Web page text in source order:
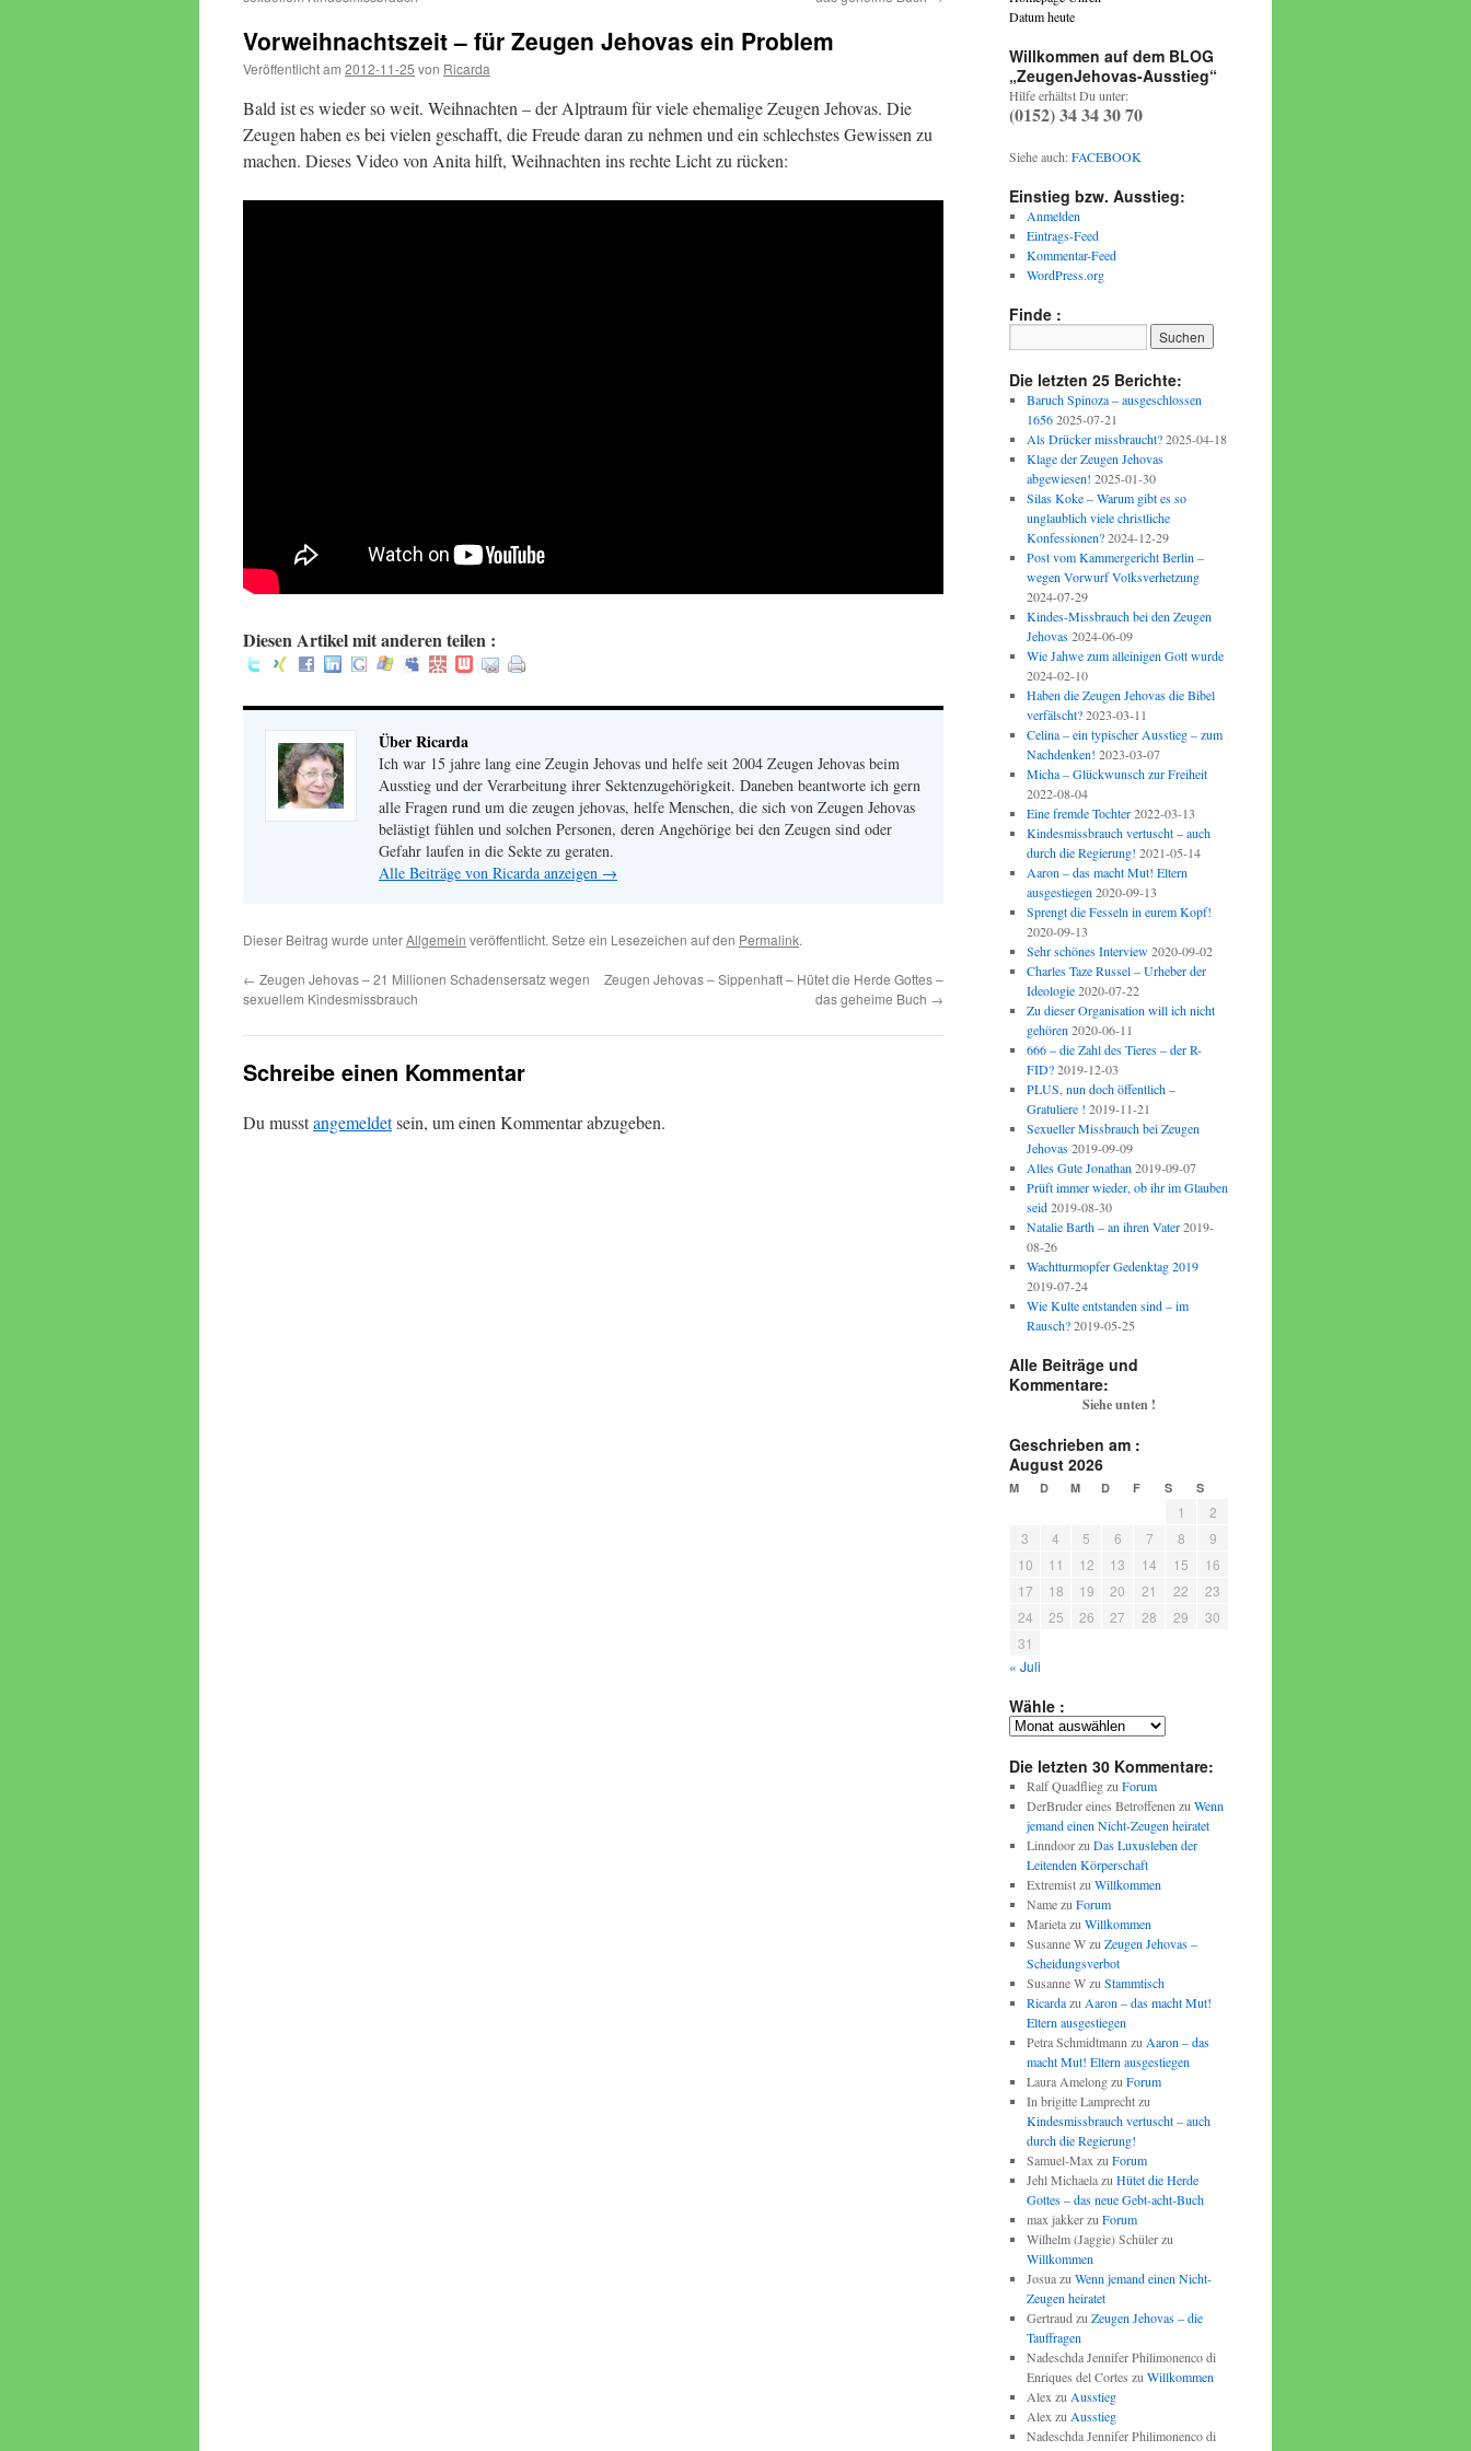
Vorweihnachtszeit – für Zeugen Jehovas ein Problem
Veröffentlicht am 2012-11-25 von Ricarda
Bald ist es wieder so weit. Weihnachten – der Alptraum für viele ehemalige Zeugen Jehovas. Die
Zeugen haben es bei vielen geschafft, die Freude daran zu nehmen und ein schlechstes Gewissen zu
machen. Dieses Video von Anita hilft, Weihnachten ins rechte Licht zu rücken:
Diesen Artikel mit anderen teilen :
Über Ricarda
Ich war 15 jahre lang eine Zeugin Jehovas und helfe seit 2004 Zeugen Jehovas beim
Ausstieg und der Verarbeitung ihrer Sektenzugehörigkeit. Daneben beantworte ich gern
alle Fragen rund um die zeugen jehovas, helfe Menschen, die sich von Zeugen Jehovas
belästigt fühlen und solchen Personen, deren Angehörige bei den Zeugen sind oder
Gefahr laufen in die Sekte zu geraten.
Alle Beiträge von Ricarda anzeigen →
Dieser Beitrag wurde unterAllgemein veröffentlicht. Setze ein Lesezeichen auf den Permalink.
← Zeugen Jehovas – 21 Millionen Schadensersatz wegen
sexuellem Kindesmissbrauch
Zeugen Jehovas – Sippenhaft – Hütet die Herde Gottes –
das geheime Buch →
Schreibe einen Kommentar
Du musstangemeldetsein, um einen Kommentar abzugeben.
Datum heute
Willkommen auf dem BLOG
„ZeugenJehovas-Ausstieg“
Hilfe erhältst Du unter:
(0152) 34 34 30 70
Siehe auch:FACEBOOK
Einstieg bzw. Ausstieg:
Anmelden
Eintrags-Feed
Kommentar-Feed
WordPress.org
Finde :
Die letzten 25 Berichte:
Baruch Spinoza – ausgeschlossen
1656 2025-07-21
Als Drücker missbraucht? 2025-04-18
Klage der Zeugen Jehovas
abgewiesen! 2025-01-30
Silas Koke – Warum gibt es so
unglaublich viele christliche
Konfessionen? 2024-12-29
Post vom Kammergericht Berlin –
wegen Vorwurf Volksverhetzung
2024-07-29
Kindes-Missbrauch bei den Zeugen
Jehovas 2024-06-09
Wie Jahwe zum alleinigen Gott wurde
2024-02-10
Haben die Zeugen Jehovas die Bibel
verfälscht? 2023-03-11
Celina – ein typischer Ausstieg – zum
Nachdenken! 2023-03-07
Micha – Glückwunsch zur Freiheit
2022-08-04
Eine fremde Tochter 2022-03-13
Kindesmissbrauch vertuscht – auch
durch die Regierung! 2021-05-14
Aaron – das macht Mut! Eltern
ausgestiegen 2020-09-13
Sprengt die Fesseln in eurem Kopf!
2020-09-13
Sehr schönes Interview 2020-09-02
Charles Taze Russel – Urheber der
Ideologie 2020-07-22
Zu dieser Organisation will ich nicht
gehören 2020-06-11
666 – die Zahl des Tieres – der R-
FID? 2019-12-03
PLUS, nun doch öffentlich –
Gratuliere ! 2019-11-21
Sexueller Missbrauch bei Zeugen
Jehovas 2019-09-09
Alles Gute Jonathan 2019-09-07
Prüft immer wieder, ob ihr im Glauben
seid 2019-08-30
Natalie Barth – an ihren Vater 2019-
08-26
Wachtturmopfer Gedenktag 2019
2019-07-24
Wie Kulte entstanden sind – im
Rausch? 2019-05-25
Alle Beiträge und
Kommentare:
Siehe unten !
Geschrieben am :
August 2026
M D M D F S S
1
2
3
4 5 6 7 8
9
10
11 12 13 14 15
16
17
18 19 20 21 22
23
24
25 26 27 28 29
30
31
« Juli
Wähle :
Wähle
Die letzten 30 Kommentare:
Ralf Quadfliegzu Forum
DerBruder eines Betroffenen zu Wenn
jemand einen Nicht-Zeugen heiratet
Linndoorzu Das Luxusleben der
Leitenden Körperschaft
Extremistzu Willkommen
Namezu Forum
Marietazu Willkommen
Susanne Wzu Zeugen Jehovas –
Scheidungsverbot
Susanne Wzu Stammtisch
Ricardazu Aaron – das macht Mut!
Eltern ausgestiegen
Petra Schmidtmann zu Aaron – das
macht Mut! Eltern ausgestiegen
Laura Amelongzu Forum
In brigitte Lamprechtzu
Kindesmissbrauch vertuscht – auch
durch die Regierung!
Samuel-Max zu Forum
Jehl Michaelazu Hütet die Herde
Gottes – das neue Gebt-acht-Buch
max jakkerzu Forum
Wilhelm (Jaggie) Schülerzu
Willkommen
Josuazu Wenn jemand einen Nicht-
Zeugen heiratet
Gertraud zu Zeugen Jehovas – die
Tauffragen
Nadeschda Jennifer Philimonenco di
Enriques del Cortes zu Willkommen
Alex zu Ausstieg
Alex zu Ausstieg
Nadeschda Jennifer Philimonenco di